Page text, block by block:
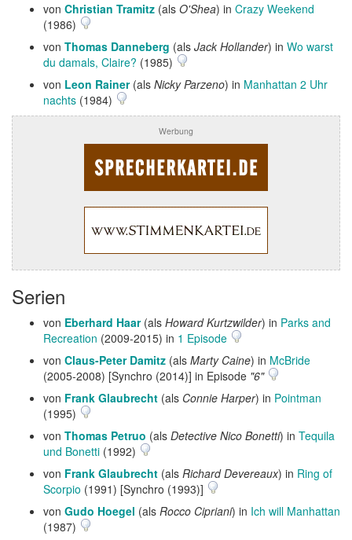
von Christian Tramitz (als O'Shea) in Crazy Weekend
(1986)
von Thomas Danneberg (als Jack Hollander) in Wo warst
du damals, Claire? (1985)
von Leon Rainer(als Nicky Parzeno) in Manhattan 2 Uhr
nachts (1984)
Werbung
Serien
von Eberhard Haar(als Howard Kurtzwilder) in Parks and
Recreation (2009-2015) in 1 Episode
von Claus-Peter Damitz (als Marty Caine) in McBride
(2005-2008) [Synchro (2014)] in Episode "6"
von Frank Glaubrecht (als Connie Harper) in Pointman
(1995)
von Thomas Petruo (als Detective Nico Bonetti) in Tequila
und Bonetti (1992)
von Frank Glaubrecht (als Richard Devereaux) in Ring of
Scorpio (1991) [Synchro (1993)]
von Gudo Hoegel (als Rocco Cipriani) in Ich will Manhattan
(1987)